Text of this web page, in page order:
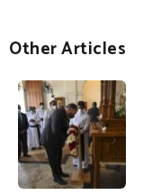
Other Articles